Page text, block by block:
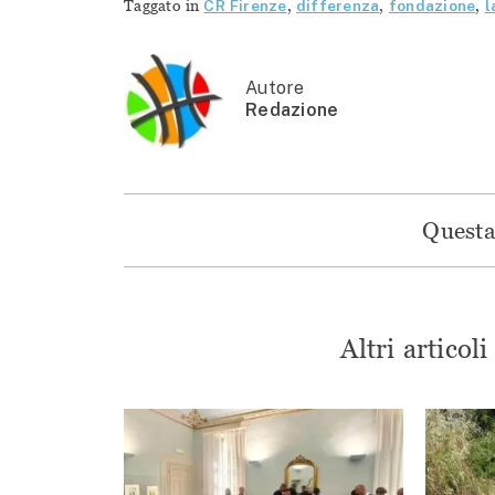
Taggato in CR Firenze, differenza, fondazione,
Autore
Redazione
Altri articoli